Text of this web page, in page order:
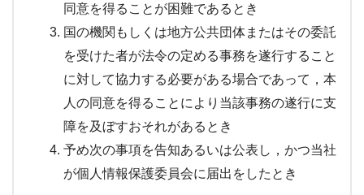
同意を得ることが困難であるとき
国の機関もしくは地方公共団体またはその委託
を受けた者が法令の定める事務を遂行すること
に対して協力する必要がある場合であって，本
人の同意を得ることにより当該事務の遂行に支
障を及ぼすおそれがあるとき
予め次の事項を告知あるいは公表し，かつ当社
が個人情報保護委員会に届出をしたとき